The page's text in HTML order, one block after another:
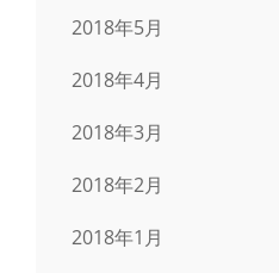
2018年5月
2018年4月
2018年3月
2018年2月
2018年1月